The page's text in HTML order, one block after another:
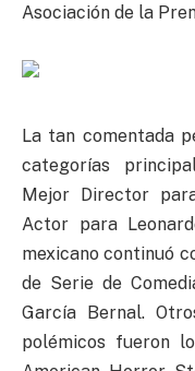
Asociación de la
La tan comentada
categorías
Mejor Director
Actor para
mexicano continuó
de Serie de
García Bernal.
polémicos fueron